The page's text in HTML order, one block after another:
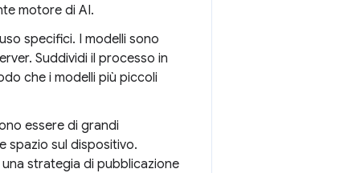
motore di AI.
specifici. I modelli sono
Suddividi il processo in
che i modelli più piccoli
essere di grandi
spazio sul dispositivo.
strategia di pubblicazione